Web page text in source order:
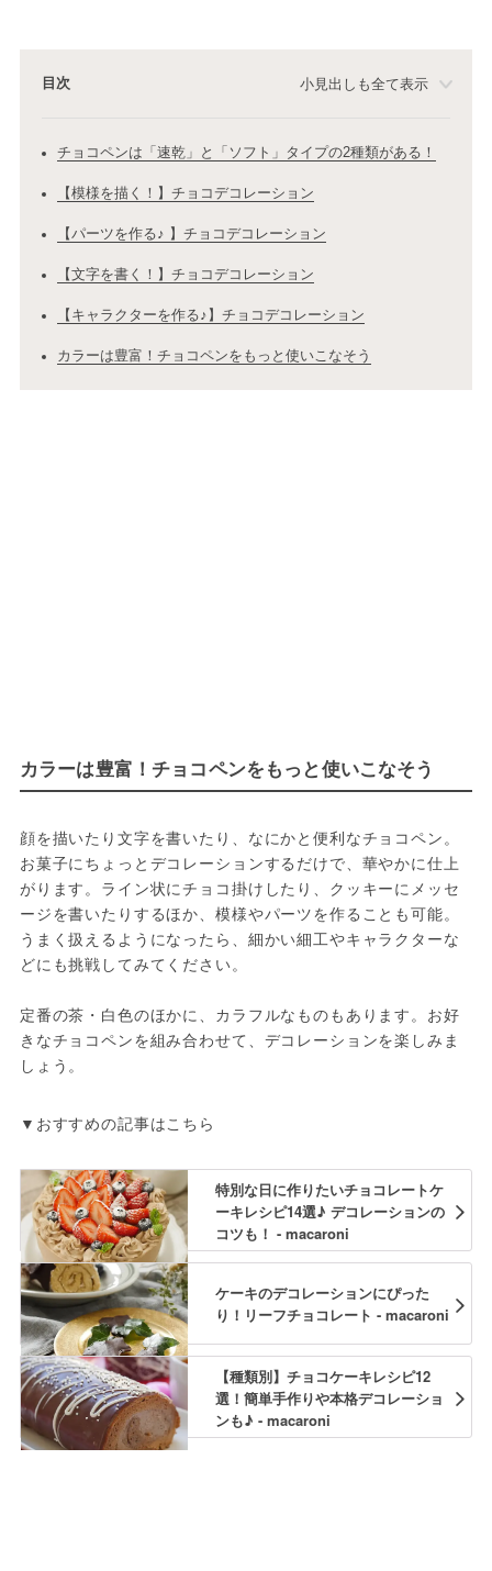
目次 小見出しも全て表示
チョコペンは「速乾」と「ソフト」タイプの2種類がある！
【模様を描く！】チョコデコレーション
【パーツを作る♪ 】チョコデコレーション
【文字を書く！】チョコデコレーション
【キャラクターを作る♪】チョコデコレーション
カラーは豊富！チョコペンをもっと使いこなそう
カラーは豊富！チョコペンをもっと使いこなそう
顔を描いたり文字を書いたり、なにかと便利なチョコペン。
お菓子にちょっとデコレーションするだけで、華やかに仕上
がります。ライン状にチョコ掛けしたり、クッキーにメッセ
ージを書いたりするほか、模様やパーツを作ることも可能。
うまく扱えるようになったら、細かい細工やキャラクターな
どにも挑戦してみてください。
定番の茶・白色のほかに、カラフルなものもあります。お好
きなチョコペンを組み合わせて、デコレーションを楽しみま
しょう。
▼おすすめの記事はこちら
特別な日に作りたいチョコレートケ
ーキレシピ14選♪ デコレーションの
コツも！ - macaroni
ケーキのデコレーションにぴった
り！リーフチョコレート - macaroni
【種類別】チョコケーキレシピ12
選！簡単手作りや本格デコレーショ
ンも♪ - macaroni